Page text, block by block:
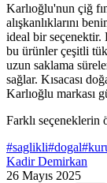
Karlıoğlu'nun çiğ
alışkanlıklarını
ideal bir seçenektir.
bu ürünler çeşitli
uzun saklama
sağlar. Kısacası
Karlıoğlu markası
Farklı seçeneklerin
#saglikli#dogal#
Kadir Demirkan
26 Mayıs 2025